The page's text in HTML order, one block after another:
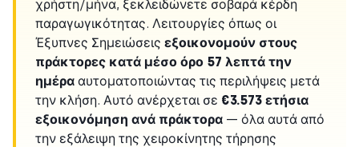
χρήστη/μήνα, ξεκλειδώνετε σοβαρά κέρδη
παραγωγικότητας. Λειτουργίες όπως οι
Έξυπνες Σημειώσεις εξοικονομούν στους
πράκτορες κατά μέσο όρο 57 λεπτά την
ημέρα αυτοματοποιώντας τις περιλήψεις μετά
την κλήση. Αυτό ανέρχεται σε €3.573 ετήσια
εξοικονόμηση ανά πράκτορα — όλα αυτά από
την εξάλειψη της χειροκίνητης τήρησης